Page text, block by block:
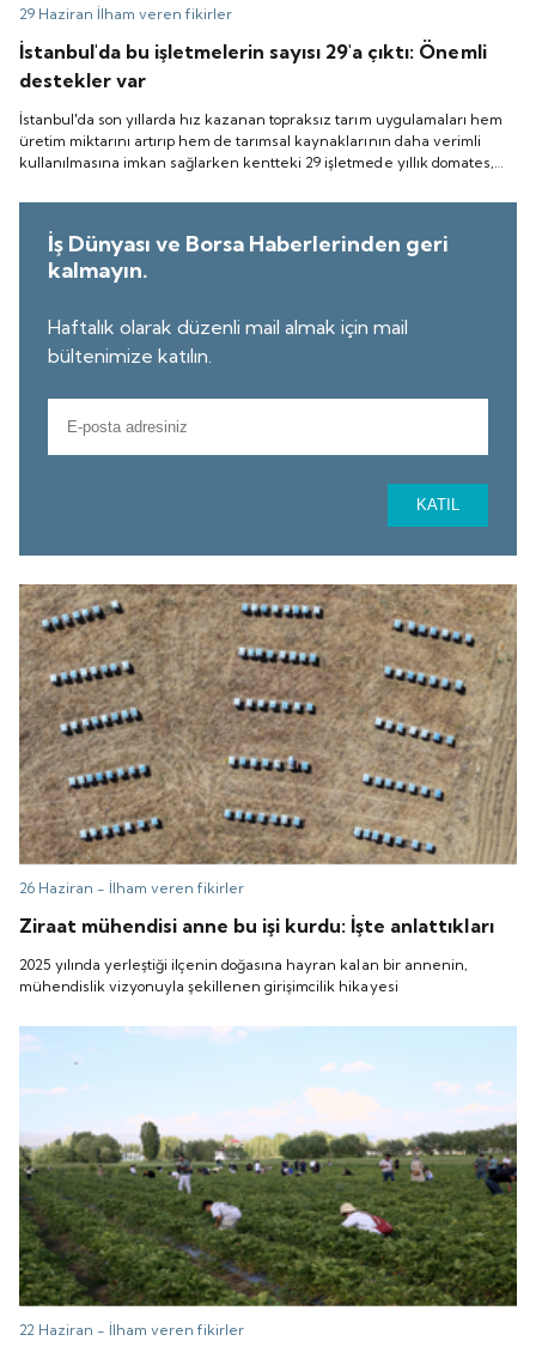
29 Haziran İlham veren fikirler
İstanbul'da bu işletmelerin sayısı 29'a çıktı: Önemli
destekler var
İstanbul'da son yıllarda hız kazanan topraksız tarım uygulamaları hem
üretim miktarını artırıp hem de tarımsal kaynaklarının daha verimli
kullanılmasına imkan sağlarken kentteki 29 işletmede yıllık domates,
kıvırcık, maydanoz ve roka gibi yeşil yapraklı ürünlerde ise 5 milyon 897
İş Dünyası ve Borsa Haberlerinden geri
kalmayın.
Haftalık olarak düzenli mail almak için mail
bültenimize katılın.
KATIL
26 Haziran - İlham veren fikirler
Ziraat mühendisi anne bu işi kurdu: İşte anlattıkları
2025 yılında yerleştiği ilçenin doğasına hayran kalan bir annenin,
mühendislik vizyonuyla şekillenen girişimcilik hikayesi
22 Haziran - İlham veren fikirler